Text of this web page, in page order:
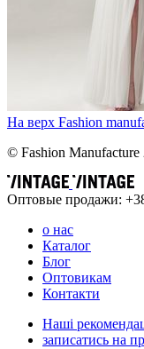
На верх Fashion
© Fashion Manufacture
Оптовые продажи:
о нас
Каталог
Блог
Оптовикам
Контакти
Наші
записатись на